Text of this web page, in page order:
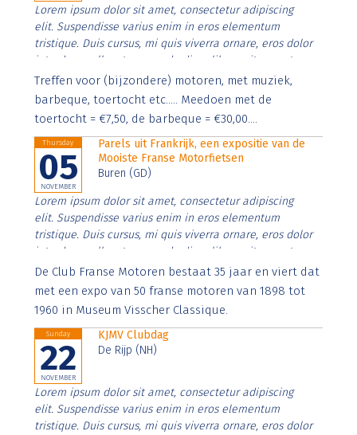
Lorem ipsum dolor sit amet, consectetur adipiscing
elit. Suspendisse varius enim in eros elementum
tristique. Duis cursus, mi quis viverra ornare, eros dolor
interdum nulla, ut commodo diam libero vitae erat.
Aenean faucibus nibh et justo cursus id rutrum lorem
imperdiet. Nunc ut sem vitae risus tristique posuere.
Treffen voor (bijzondere) motoren, met muziek,
barbeque, toertocht etc..... Meedoen met de
toertocht = €7,50, de barbeque = €30,00....
Thursday
05
NOVEMBER
Parels uit Frankrijk, een expositie van de
Mooiste Franse Motorfietsen
Buren (GD)
Lorem ipsum dolor sit amet, consectetur adipiscing
elit. Suspendisse varius enim in eros elementum
tristique. Duis cursus, mi quis viverra ornare, eros dolor
interdum nulla, ut commodo diam libero vitae erat.
Aenean faucibus nibh et justo cursus id rutrum lorem
imperdiet. Nunc ut sem vitae risus tristique posuere.
De Club Franse Motoren bestaat 35 jaar en viert dat
met een expo van 50 franse motoren van 1898 tot
1960 in Museum Visscher Classique.
Sunday
22
NOVEMBER
KJMV Clubdag
De Rijp (NH)
Lorem ipsum dolor sit amet, consectetur adipiscing
elit. Suspendisse varius enim in eros elementum
tristique. Duis cursus, mi quis viverra ornare, eros dolor